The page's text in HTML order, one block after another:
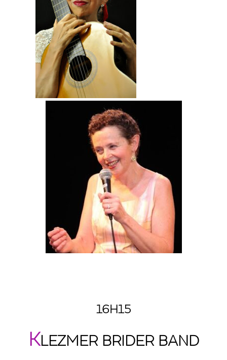
16H15
KLEZMER BRIDER BAND